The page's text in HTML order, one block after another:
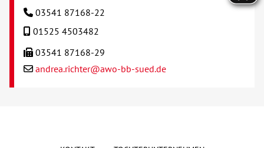
03541 87168-22
01525 4503482
03541 87168-29
andrea.richter@awo-bb-sued.de